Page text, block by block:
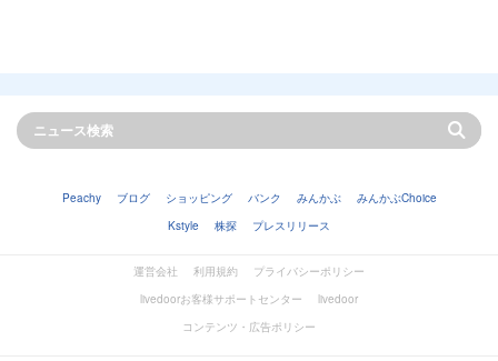
Peachy ブログ ショッピング バンク みんかぶ
みんかぶChoice
Kstyle
株探 プレスリリース
運営会社 利用規約
プライバシーポリシー
livedoorお客様サポートセンター
livedoor
コンテンツ・広告ポリシー